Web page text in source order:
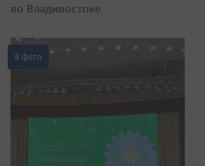
во Владивостоке
8 фото